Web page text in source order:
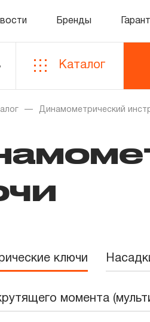
Бренды
Каталог
Динамометрический
ключи
момента